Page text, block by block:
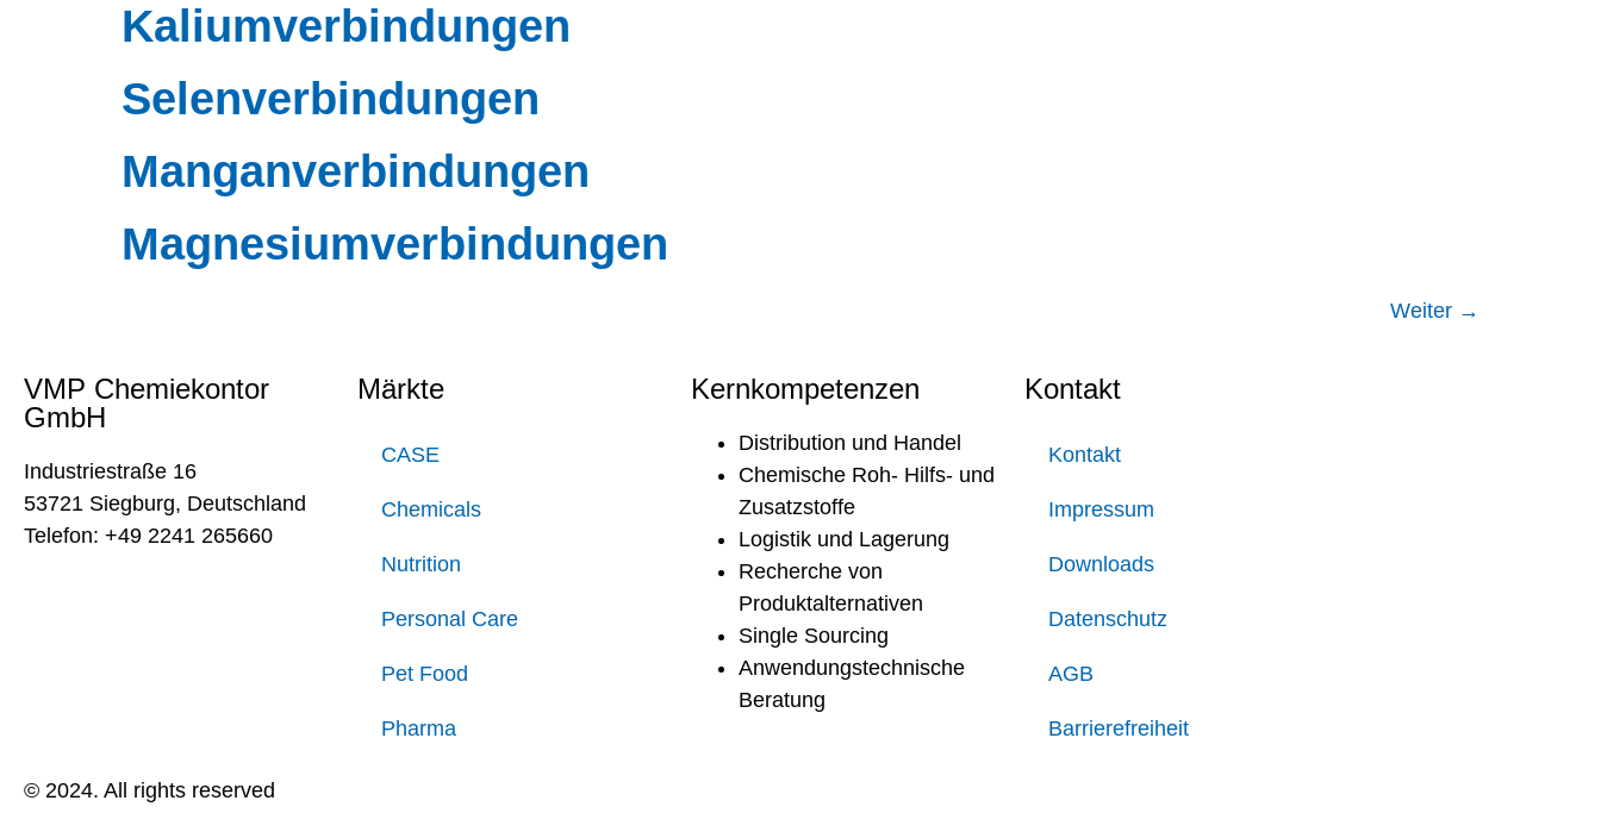
Kaliumverbindungen
Selenverbindungen
Manganverbindungen
Magnesiumverbindungen
Weiter →
VMP Chemiekontor
GmbH
Industriestraße 16
53721 Siegburg, Deutschland
Telefon: +49 2241 265660
Märkte
CASE
Chemicals
Nutrition
Personal Care
Pet Food
Pharma
Kernkompetenzen
Distribution und Handel
Chemische Roh- Hilfs- und
Zusatzstoffe
Logistik und Lagerung
Recherche von
Produktalternativen
Single Sourcing
Anwendungstechnische
Beratung
Kontakt
Kontakt
Impressum
Downloads
Datenschutz
AGB
Barrierefreiheit
© 2024. All rights reserved